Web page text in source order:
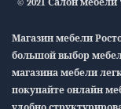
Магазин мебели
большой выбор
магазина мебели
покупайте онлайн